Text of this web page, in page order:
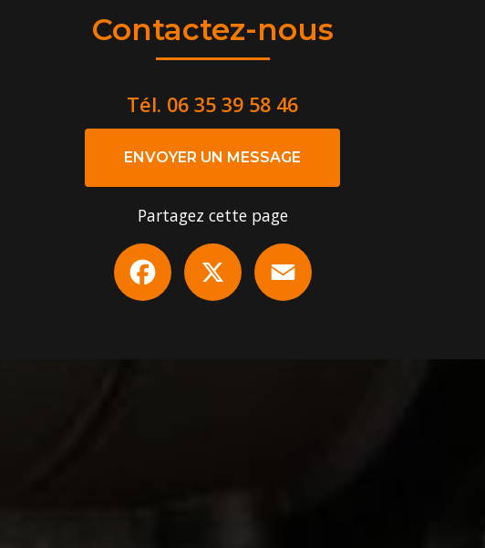
Contactez-nous
Tél. 06 35 39 58 46
ENVOYER UN MESSAGE
Partagez cette page
Facebook